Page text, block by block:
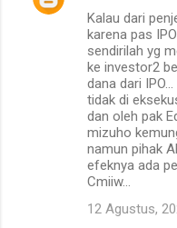
Kalau dari
karena pas
sendirilah yg
ke investor2
dana dari
tidak di
dan oleh pak
mizuho
namun pihak
efeknya ada
Cmiiw...
12 Agustus,